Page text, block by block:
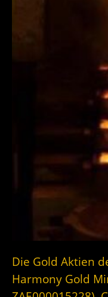
Die Gold Aktien
Harmony Gold